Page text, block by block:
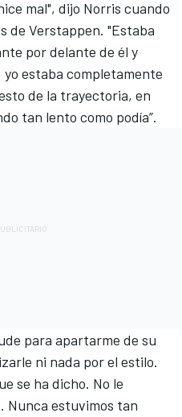
mal", dijo Norris cuando
de Verstappen. "Estaba
por delante de él y
yo estaba completamente
de la trayectoria, en
tan lento como podía”.
para apartarme de su
ni nada por el estilo.
se ha dicho. No le
Nunca estuvimos tan